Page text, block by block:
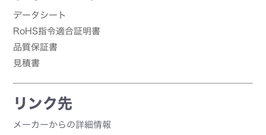
データシート
RoHS指令適合証明書
品質保証書
見積書
リンク先
メーカーからの詳細情報